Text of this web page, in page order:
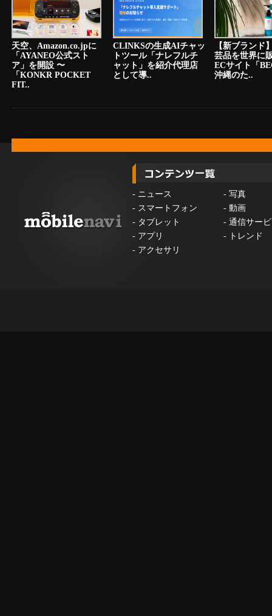
天空、Amazon.co.jpに
「AYANEO公式スト
ア」を開設 〜
「KONKR POCKET
FIT..
CLINKSの生成AIチャッ
トツール「ナレフルチ
ャット」を紹介代理店
として導..
【新ブランド
芸品を世界に
ECサイト「
沖縄のた..
- ニュース - 写真
- スマートフォン - 動画
- タブレット - 通信サー
- アプリ -
トレンド
- アクセサリ